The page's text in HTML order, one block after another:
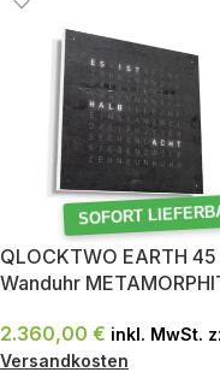
SOFORT
QLOCKTWO EARTH 45
Wanduhr
2.360,00 € inkl. MwSt.
Versandkosten